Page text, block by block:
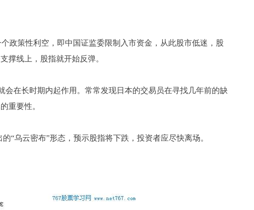
策性利空，即中国证监委限制入市资金，从此股市低迷，股
撑线上，股指就开始反弹。
长时期内起作用。常常发现日本的交易员在寻找几年前的缺
重要性。
云密布”形态，预示股指将下跌，投资者应尽快离场。